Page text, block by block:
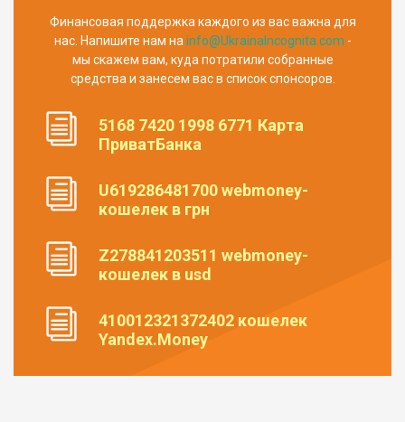
Финансовая поддержка каждого из вас важна для
нас. Напишите нам наinfo@UkrainaIncognita.com -
мы скажем вам, куда потратили собранные
средства и занесем вас в список спонсоров.
5168 7420 1998 6771 Карта
ПриватБанка
U619286481700 webmoney-
кошелек в грн
Z278841203511 webmoney-
кошелек в usd
410012321372402 кошелек
Yandex.Money